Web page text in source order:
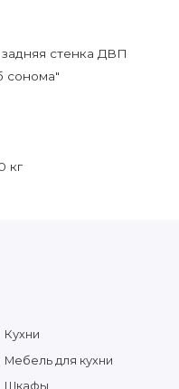
стенка ДВП
сонома"
кг
Кухни
Мебель для кухни
Шкафы